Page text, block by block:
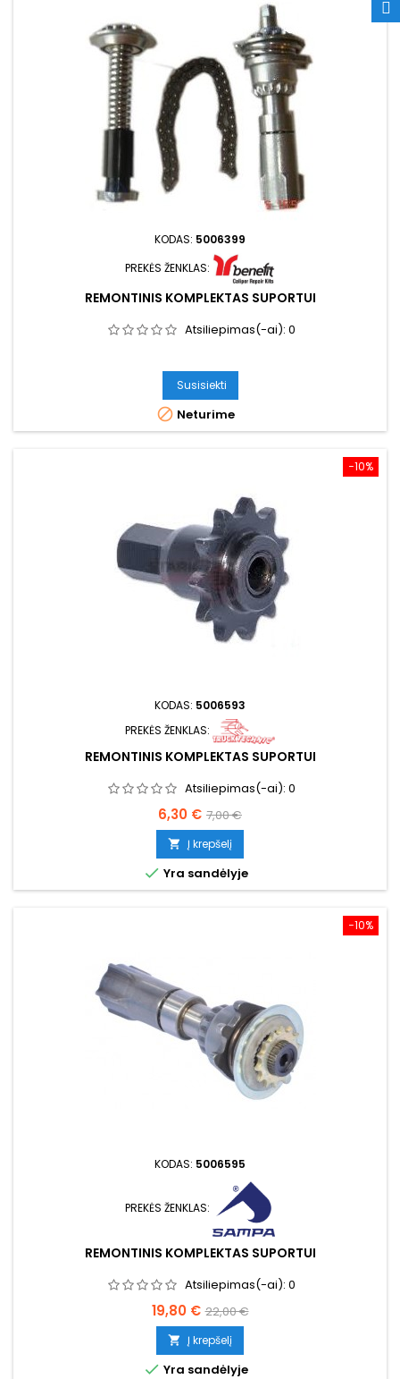
KODAS: 5006399
PREKĖS ŽENKLAS:
REMONTINIS KOMPLEKTAS SUPORTUI
Atsiliepimas(-ai): 0
Susisiekti
 Neturime
−10%
KODAS: 5006593
PREKĖS ŽENKLAS:
REMONTINIS KOMPLEKTAS SUPORTUI
Atsiliepimas(-ai): 0
Kaina
6,30 € Bazinė
kaina
7,00 €
 Į krepšelį
 Yra sandėlyje
−10%
KODAS: 5006595
PREKĖS ŽENKLAS:
REMONTINIS KOMPLEKTAS SUPORTUI
Atsiliepimas(-ai): 0
Kaina
19,80 € Bazinė
kaina
22,00 €
 Į krepšelį
 Yra sandėlyje